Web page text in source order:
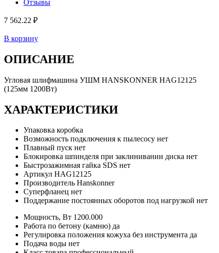
Отзывы
7 562.22 ₽
В корзину
ОПИСАНИЕ
Угловая шлифмашина УШМ HANSKONNER HAG12125
(125мм 1200Вт)
ХАРАКТЕРИСТИКИ
Упаковка коробка
Возможность подключения к пылесосу нет
Плавный пуск нет
Блокировка шпинделя при заклинивании диска нет
Быстрозажимная гайка SDS нет
Артикул HAG12125
Производитель Hanskonner
Суперфланец нет
Поддержание постоянных оборотов под нагрузкой нет
Мощность, Вт 1200.000
Работа по бетону (камню) да
Регулировка положения кожуха без инструмента да
Подача воды нет